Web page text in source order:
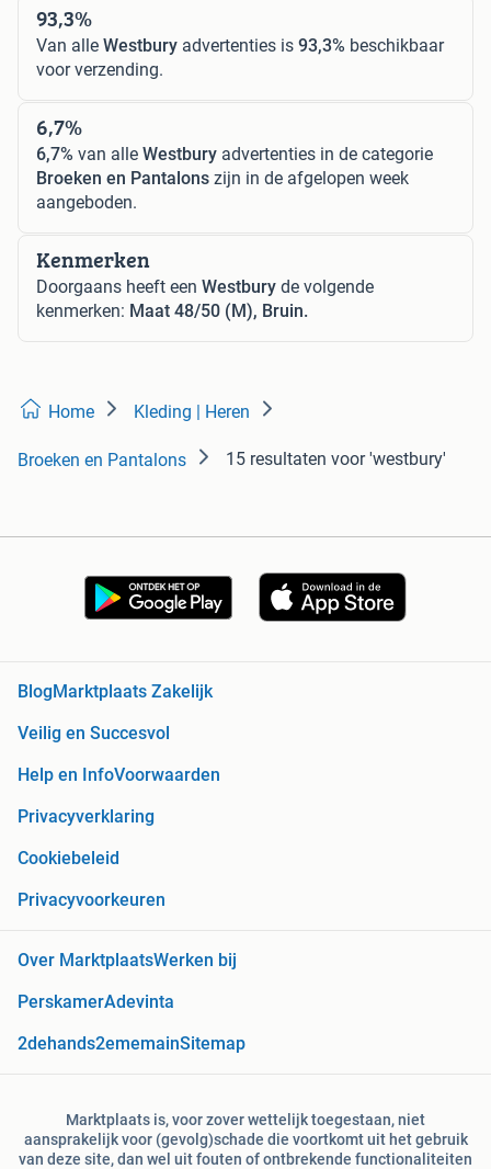
93,3%
Van alle Westbury advertenties is 93,3% beschikbaar
voor verzending.
6,7%
6,7% van alle Westbury advertenties in de categorie
Broeken en Pantalons zijn in de afgelopen week
aangeboden.
Kenmerken
Doorgaans heeft een Westbury de volgende
kenmerken: Maat 48/50 (M), Bruin.
Home Kleding | Heren
Broeken en Pantalons 15 resultaten voor 'westbury'
BlogMarktplaats Zakelijk
Veilig en Succesvol
Help en InfoVoorwaarden
Privacyverklaring
Cookiebeleid
Privacyvoorkeuren
Over MarktplaatsWerken bij
PerskamerAdevinta
2dehands2ememainSitemap
Marktplaats is, voor zover wettelijk toegestaan, niet
aansprakelijk voor (gevolg)schade die voortkomt uit het gebruik
van deze site, dan wel uit fouten of ontbrekende functionaliteiten